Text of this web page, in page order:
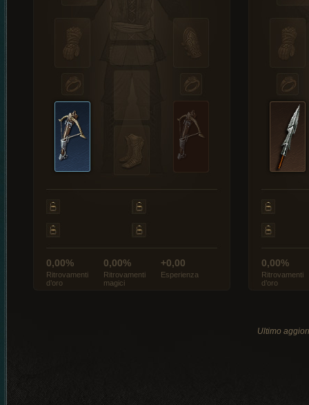
0,00%
Ritrovamenti
d’oro
0,00%
Ritrovamenti
magici
+0,00
Esperienza
0,00%
Ritrovamenti
d’oro
Ultimo